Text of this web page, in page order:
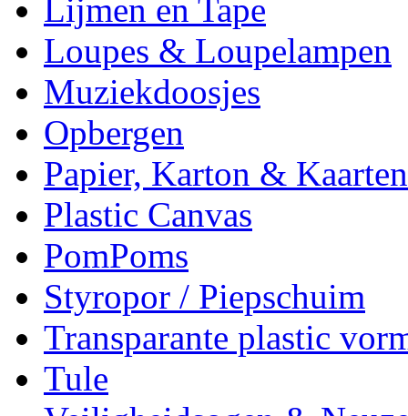
Lijmen en Tape
Loupes & Loupelampen
Muziekdoosjes
Opbergen
Papier, Karton & Kaarten
Plastic Canvas
PomPoms
Styropor / Piepschuim
Transparante plastic
Tule